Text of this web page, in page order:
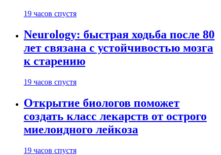
19 часов спустя
Neurology: быстрая ходьба после 80
лет связана с устойчивостью мозга
к старению
19 часов спустя
Открытие биологов поможет
создать класс лекарств от острого
миелоидного лейкоза
19 часов спустя